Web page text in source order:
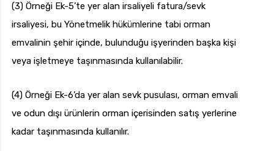
(3) Örneği Ek-5’te yer alan irsaliyeli fatura/sevk
irsaliyesi, bu Yönetmelik hükümlerine tabi orman
emvalinin şehir içinde, bulunduğu işyerinden başka kişi
veya işletmeye taşınmasında kullanılabilir.
(4) Örneği Ek-6’da yer alan sevk pusulası, orman emvali
ve odun dışı ürünlerin orman içerisinden satış yerlerine
kadar taşınmasında kullanılır.